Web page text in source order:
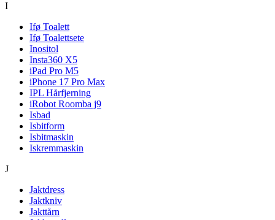
I
Ifø Toalett
Ifø Toalettsete
Inositol
Insta360 X5
iPad Pro M5
iPhone 17 Pro Max
IPL Hårfjerning
iRobot Roomba j9
Isbad
Isbitform
Isbitmaskin
Iskremmaskin
J
Jaktdress
Jaktkniv
Jakttårn